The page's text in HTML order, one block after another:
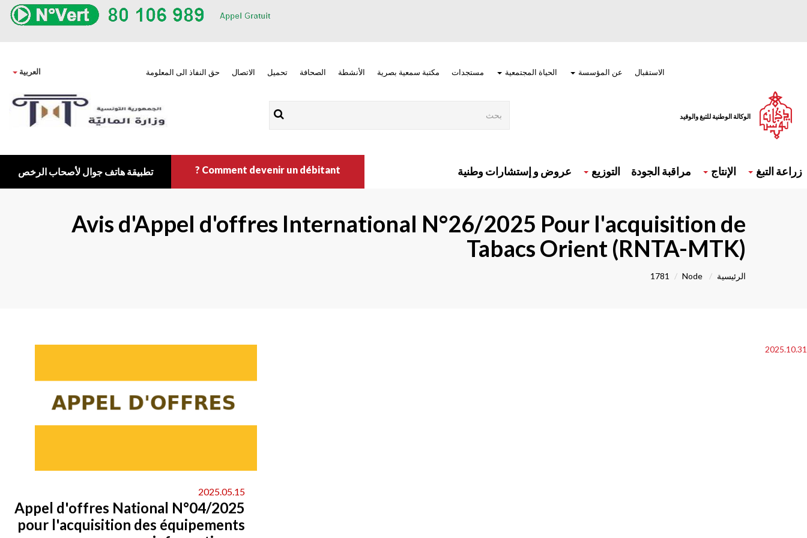
العربية الاستقبال عن المؤسسة الحياة المجتمعية مستجدات مكتبة سمعية بصرية الأنشطة الصحافة تحميل الاتصال حق النفاذ الى المعلومة
الوكالة الوطنية للتبغ والوقيد
principale
زراعة التبغ الإنتاج مراقبة الجودة التوزيع عروض و إستشارات وطنية Comment devenir un débitant ? تطبيقة هاتف جوال لأصحاب الرخص
Avis d'Appel d'offres International N°26/2025 Pour l'acquisition de
Tabacs Orient (RNTA-MTK)
الرئيسية Node
1781
2025.10.31
2025.05.15
Appel d'offres National N°04/2025
pour l'acquisition des équipements